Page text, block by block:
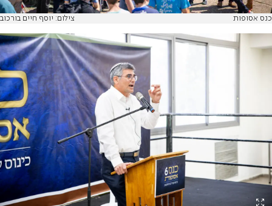
כנס אסופות צילום: יוסף חיים בורכוב